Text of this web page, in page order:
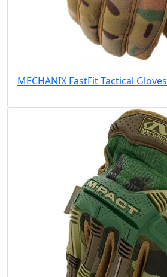
MECHANIX FastFit Tactical Gloves